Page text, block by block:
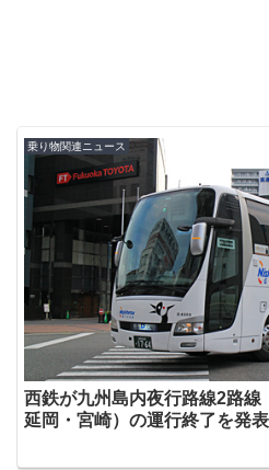
乗り物関連ニュース
西鉄が九州島内夜行路線2路線
延岡・宮崎）の運行終了を発表